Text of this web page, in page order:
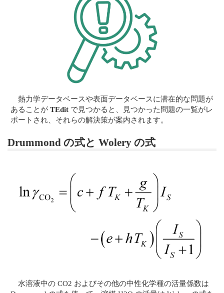
熱力学データベースや表面データベースに潜在的な問題が
あることがTEdit で見つかると、見つかった問題の一覧がレ
ポートされ、それらの解決策が案内されます。
Drummond の式と Wolery の式
水溶液中の CO2 およびその他の中性化学種の活量係数は